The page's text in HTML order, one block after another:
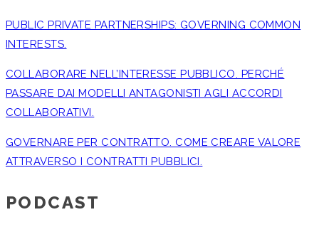
PUBLIC PRIVATE PARTNERSHIPS: GOVERNING COMMON
INTERESTS.
COLLABORARE NELL’INTERESSE PUBBLICO. PERCHÉ
PASSARE DAI MODELLI ANTAGONISTI AGLI ACCORDI
COLLABORATIVI.
GOVERNARE PER CONTRATTO. COME CREARE VALORE
ATTRAVERSO I CONTRATTI PUBBLICI.
PODCAST